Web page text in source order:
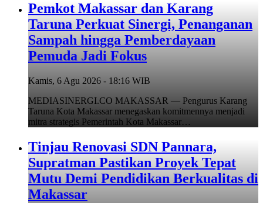
Pemkot Makassar dan Karang
Taruna Perkuat Sinergi, Penanganan
Sampah hingga Pemberdayaan
Pemuda Jadi Fokus
Kamis, 6 Agu 2026 - 18:16 WIB
MEDIASINERGI.CO MAKASSAR — Pengurus Karang
Taruna Kota Makassar menegaskan komitmennya menjadi
mitra strategis Pemerintah Kota Makassar…
Tinjau Renovasi SDN Pannara,
Supratman Pastikan Proyek Tepat
Mutu Demi Pendidikan Berkualitas di
Makassar